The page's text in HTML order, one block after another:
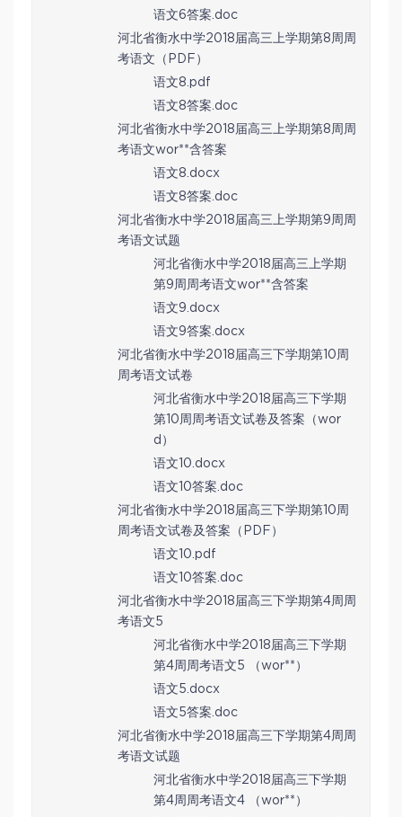
语文6答案.doc
河北省衡水中学2018届高三上学期第8周周
考语文（PDF）
语文8.pdf
语文8答案.doc
河北省衡水中学2018届高三上学期第8周周
考语文wor**含答案
语文8.docx
语文8答案.doc
河北省衡水中学2018届高三上学期第9周周
考语文试题
河北省衡水中学2018届高三上学期
第9周周考语文wor**含答案
语文9.docx
语文9答案.docx
河北省衡水中学2018届高三下学期第10周
周考语文试卷
河北省衡水中学2018届高三下学期
第10周周考语文试卷及答案（wor
d）
语文10.docx
语文10答案.doc
河北省衡水中学2018届高三下学期第10周
周考语文试卷及答案（PDF）
语文10.pdf
语文10答案.doc
河北省衡水中学2018届高三下学期第4周周
考语文5
河北省衡水中学2018届高三下学期
第4周周考语文5 （wor**）
语文5.docx
语文5答案.doc
河北省衡水中学2018届高三下学期第4周周
考语文试题
河北省衡水中学2018届高三下学期
第4周周考语文4 （wor**）